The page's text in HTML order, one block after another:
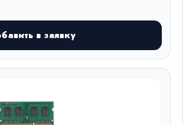
в заявку